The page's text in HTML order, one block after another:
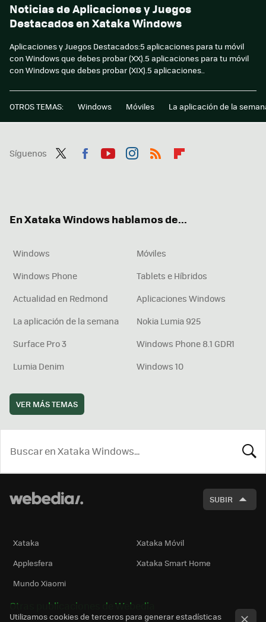
Noticias de Aplicaciones y Juegos
Destacados en Xataka Windows
Aplicaciones y Juegos Destacados:5 aplicaciones para tu móvil
con Windows que debes probar (XX).5 aplicaciones para tu móvil
con Windows que debes probar (XIX).5 aplicaciones..
OTROS TEMAS: Windows Móviles La aplicación de la
Síguenos
En Xataka Windows hablamos de...
Windows
Móviles
Windows Phone
Tablets e Híbridos
Actualidad en Redmond
Aplicaciones Windows
La aplicación de la semana
Nokia Lumia 925
Surface Pro 3
Windows Phone 8.1 GDR1
Lumia Denim
Windows 10
VER MÁS TEMAS
SUBIR
Xataka
Xataka Móvil
Applesfera
Xataka Smart Home
Mundo Xiaomi
Otras publicaciones de Webedia
Utilizamos cookies de terceros para generar estadísticas